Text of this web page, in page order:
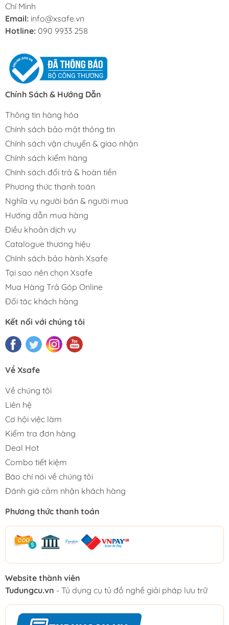
Chí Minh
Email: info@xsafe.vn
Hotline: 090 9933 258
Chính Sách & Hướng Dẫn
Thông tin hàng hóa
Chính sách bảo mật thông tin
Chính sách vận chuyển & giao nhận
Chính sách kiểm hàng
Chính sách đổi trả & hoàn tiền
Phương thức thanh toán
Nghĩa vụ người bán & người mua
Hướng dẫn mua hàng
Điều khoản dịch vụ
Catalogue thương hiệu
Chính sách bảo hành Xsafe
Tại sao nên chọn Xsafe
Mua Hàng Trả Góp Online
Đối tác khách hàng
Kết nối với chúng tôi
Về Xsafe
Về chúng tôi
Liên hệ
Cơ hội việc làm
Kiểm tra đơn hàng
Deal Hot
Combo tiết kiệm
Báo chí nói về chúng tôi
Đánh giá cảm nhận khách hàng
Phương thức thanh toán
Website thành viên
Tudungcu.vn - Tủ dụng cụ tủ đồ nghề giải pháp lưu trữ